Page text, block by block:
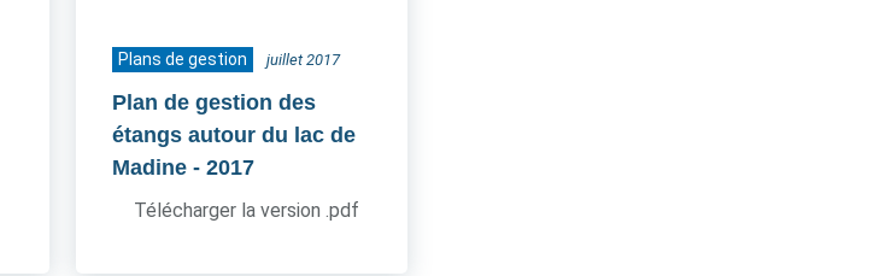
Plans de gestion juillet 2017
Plan de gestion des
étangs autour du lac de
Madine - 2017
Télécharger la version .pdf